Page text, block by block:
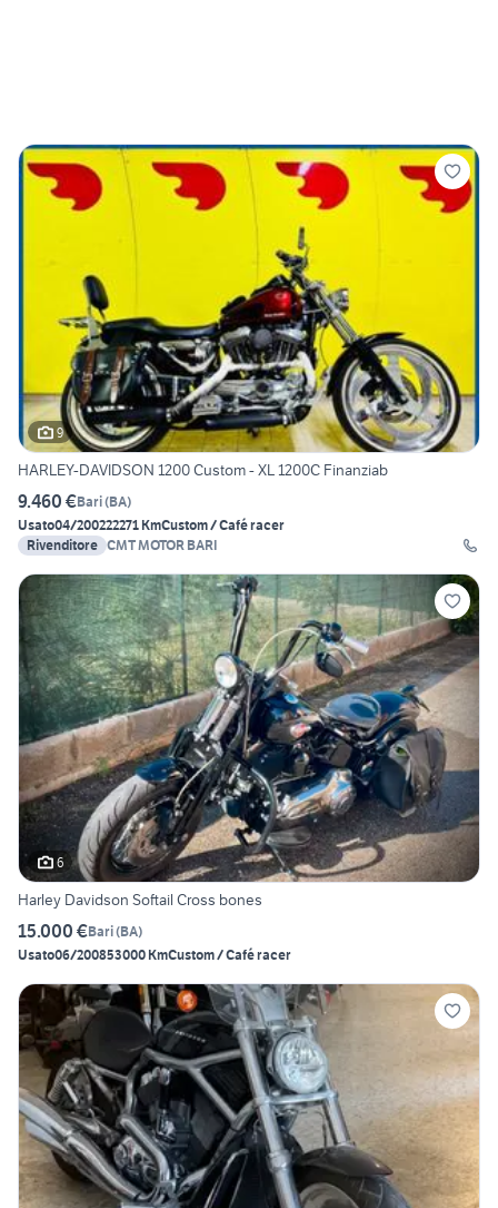
9
HARLEY-DAVIDSON 1200 Custom - XL 1200C Finanziab
9.460 €Bari(BA)
Usato04/200222271 KmCustom / Café racer
Rivenditore CMT MOTOR BARI
6
Harley Davidson Softail Cross bones
15.000 €Bari(BA)
Usato06/200853000 KmCustom / Café racer